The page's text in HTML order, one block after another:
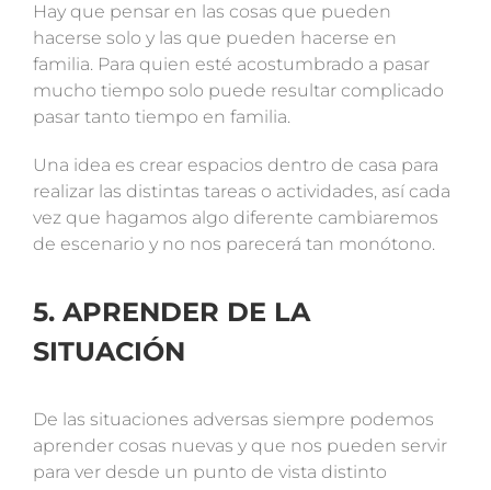
Hay que pensar en las cosas que pueden
hacerse solo y las que pueden hacerse en
familia. Para quien esté acostumbrado a pasar
mucho tiempo solo puede resultar complicado
pasar tanto tiempo en familia.
Una idea es crear espacios dentro de casa para
realizar las distintas tareas o actividades, así cada
vez que hagamos algo diferente cambiaremos
de escenario y no nos parecerá tan monótono.
5. APRENDER DE LA
SITUACIÓN
De las situaciones adversas siempre podemos
aprender cosas nuevas y que nos pueden servir
para ver desde un punto de vista distinto